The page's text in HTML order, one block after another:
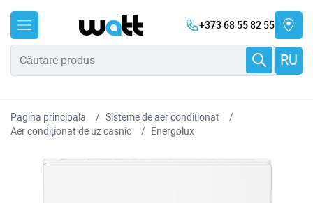
+373 68 55 82 55
RU
Pagina principala
Sisteme de aer condiționat
Aer condiționat de uz casnic
Energolux